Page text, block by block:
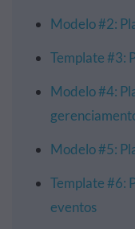
Modelo #2:
Template #3:
Modelo #4:
Modelo #5:
Template #6:
eventos